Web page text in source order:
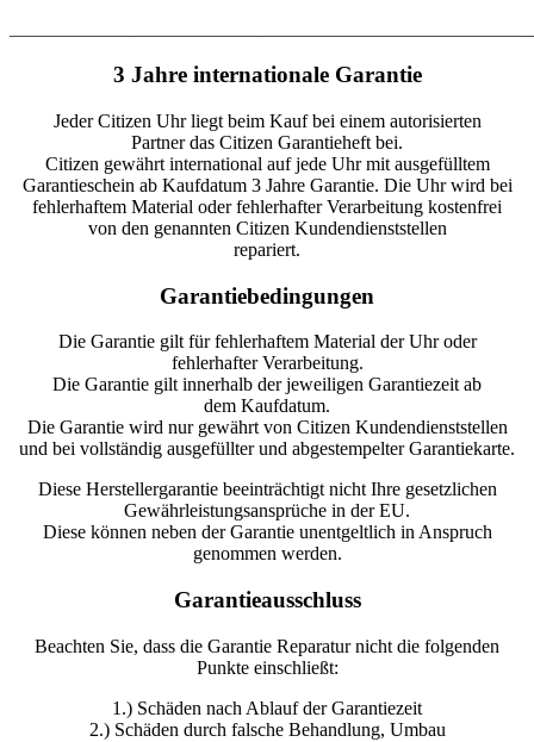
3 Jahre internationale Garantie
Jeder Citizen Uhr liegt beim Kauf bei einem autorisierten
Partner das Citizen Garantieheft bei.
Citizen gewährt international auf jede Uhr mit ausgefülltem
Garantieschein ab Kaufdatum 3 Jahre Garantie. Die Uhr wird bei
fehlerhaftem Material oder fehlerhafter Verarbeitung kostenfrei
von den genannten Citizen Kundendienststellen
repariert.
Garantiebedingungen
Die Garantie gilt für fehlerhaftem Material der Uhr oder
fehlerhafter Verarbeitung.
Die Garantie gilt innerhalb der jeweiligen Garantiezeit ab
dem Kaufdatum.
Die Garantie wird nur gewährt von Citizen Kundendienststellen
und bei vollständig ausgefüllter und abgestempelter Garantiekarte.
Diese Herstellergarantie beeinträchtigt nicht Ihre gesetzlichen
Gewährleistungsansprüche in der EU.
Diese können neben der Garantie unentgeltlich in Anspruch
genommen werden.
Garantieausschluss
Beachten Sie, dass die Garantie Reparatur nicht die folgenden
Punkte einschließt:
1.) Schäden nach Ablauf der Garantiezeit
2.) Schäden durch falsche Behandlung, Umbau